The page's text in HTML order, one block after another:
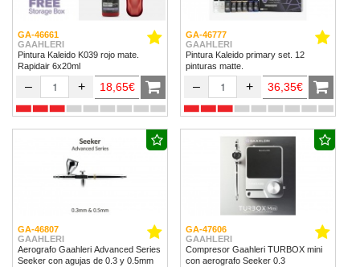
GA-46661
GAAHLERI
Pintura Kaleido K039 rojo mate.
Rapidair 6x20ml
– + 18,65€
GA-46777
GAAHLERI
Pintura Kaleido primary set. 12
pinturas matte.
– + 36,35€
GA-46807
GAAHLERI
Aerografo Gaahleri Advanced Series
Seeker con agujas de 0.3 y 0.5mm
GA-47606
GAAHLERI
Compresor Gaahleri TURBOX mini
con aerografo Seeker 0.3